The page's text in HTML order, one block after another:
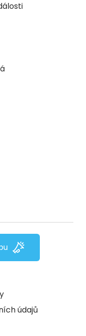
údajů